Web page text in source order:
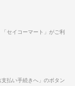
セイコーマート」がご利
払い手続きへ」のボタン